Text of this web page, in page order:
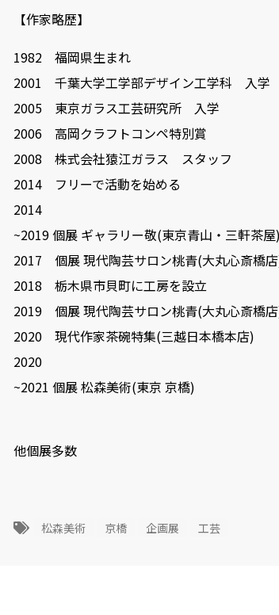
【作家略歴】
1982 福岡県生まれ
2001 千葉大学工学部デザイン工学科 入学
2005 東京ガラス工芸研究所 入学
2006 高岡クラフトコンペ特別賞
2008 株式会社猿江ガラス スタッフ
2014 フリーで活動を始める
2014
~2019 個展 ギャラリー敬(東京青山・三軒茶屋)
2017 個展 現代陶芸サロン桃青(大丸心斎橋
2018 栃木県市貝町に工房を設立
2019 個展 現代陶芸サロン桃青(大丸心斎橋
2020 現代作家茶碗特集(三越日本橋本店)
2020
~2021 個展 松森美術(東京 京橋)
他個展多数
松森美術 京橋 企画展 工芸